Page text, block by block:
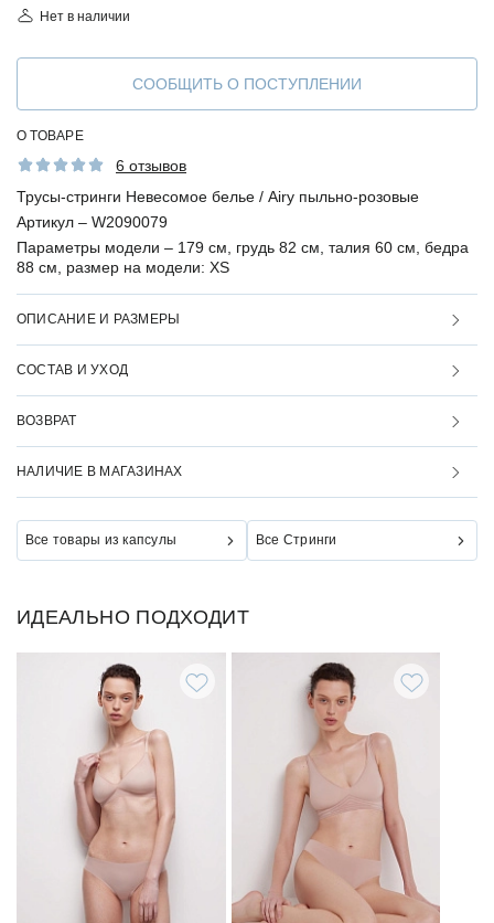
Нет в наличии
СООБЩИТЬ О ПОСТУПЛЕНИИ
О ТОВАРЕ
6 отзывов
Трусы-стринги Невесомое белье / Airy пыльно-розовые
Артикул – W2090079
Параметры модели – 179 см, грудь 82 см, талия 60 см, бедра
88 см, размер на модели: XS
ОПИСАНИЕ И РАЗМЕРЫ
СОСТАВ И УХОД
ВОЗВРАТ
НАЛИЧИЕ В МАГАЗИНАХ
Все товары из капсулы Все Стринги
ИДЕАЛЬНО ПОДХОДИТ